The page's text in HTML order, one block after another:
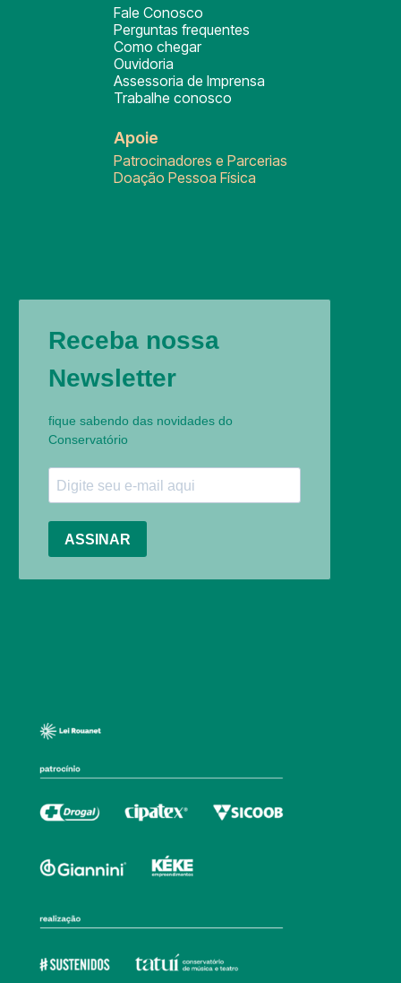
Fale Conosco
Perguntas frequentes
Como chegar
Ouvidoria
Assessoria de Imprensa
Trabalhe conosco
Apoie
Patrocinadores e Parcerias
Doação Pessoa Física